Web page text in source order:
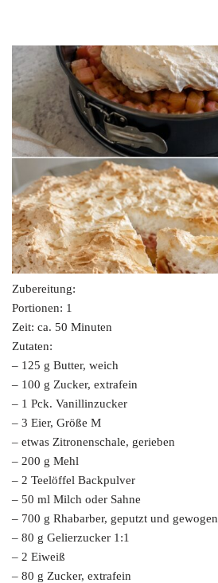
Zubereitung:
Portionen: 1
Zeit: ca. 50 Minuten
Zutaten:
– 125 g Butter, weich
– 100 g Zucker, extrafein
– 1 Pck. Vanillinzucker
– 3 Eier, Größe M
– etwas Zitronenschale, gerieben
– 200 g Mehl
– 2 Teelöffel Backpulver
– 50 ml Milch oder Sahne
– 700 g Rhabarber, geputzt und gewogen
– 80 g Gelierzucker 1:1
– 2 Eiweiß
– 80 g Zucker, extrafein